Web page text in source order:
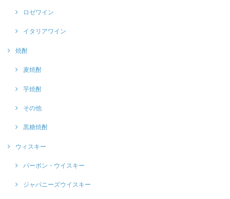
ロゼワイン
イタリアワイン
焼酎
麦焼酎
芋焼酎
その他
黒糖焼酎
ウィスキー
バーボン・ウイスキー
ジャパニーズウイスキー